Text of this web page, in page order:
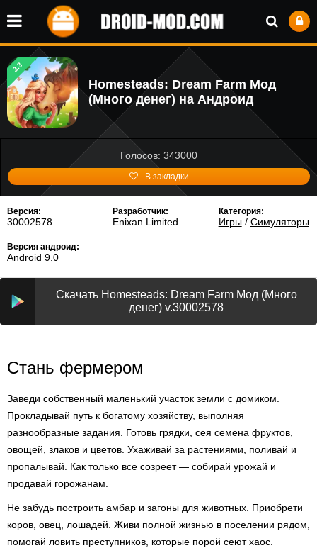
3.3
Homesteads: Dream Farm Мод
(Много денег) на Андроид
Голосов: 343000
В закладки
Версия:
30002578
Разработчик:
Enixan Limited
Категория:
Игры/ Симуляторы
Версия андроид:
Android 9.0
Скачать Homesteads: Dream Farm Мод (Много
денег) v.30002578
Стань фермером
Заведи собственный маленький участок земли с домиком.
Прокладывай путь к богатому хозяйству, выполняя
разнообразные задания. Готовь грядки, сея семена фруктов,
овощей, злаков и цветов. Ухаживай за растениями, поливай и
пропалывай. Как только все созреет — собирай урожай и
продавай горожанам.
Не забудь построить амбар и загоны для животных. Приобрети
коров, овец, лошадей. Живи полной жизнью в поселении рядом,
помогай ловить преступников, которые порой сеют хаос.